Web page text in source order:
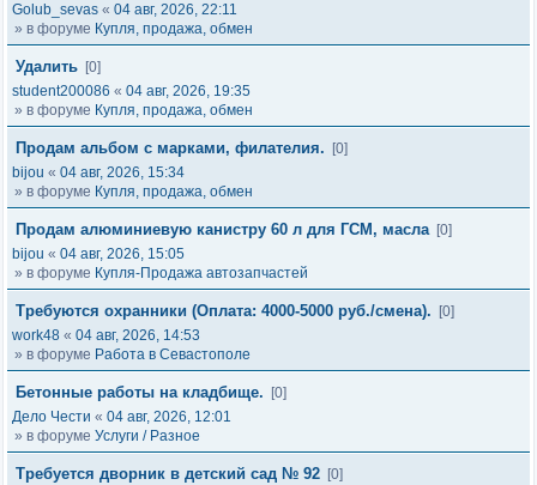
Golub_sevas « 04 авг, 2026, 22:11
» в форуме Купля, продажа, обмен
Удалить [0]
student200086 « 04 авг, 2026, 19:35
» в форуме Купля, продажа, обмен
Продам альбом с марками, филателия.
[0]
bijou « 04 авг, 2026, 15:34
» в форуме Купля, продажа, обмен
Продам алюминиевую канистру 60 л для ГСМ, масла [0]
bijou « 04 авг, 2026, 15:05
» в форуме Купля-Продажа автозапчастей
Требуются охранники (Оплата: 4000-5000 руб./смена).
[0]
work48 « 04 авг, 2026, 14:53
» в форуме Работа в Севастополе
Бетонные работы на кладбище.
[0]
Дело Чести « 04 авг, 2026, 12:01
» в форуме Услуги / Разное
Требуется дворник в детский сад № 92 [0]